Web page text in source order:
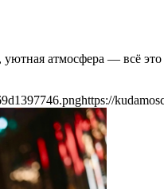
атмосфера — всё
https://